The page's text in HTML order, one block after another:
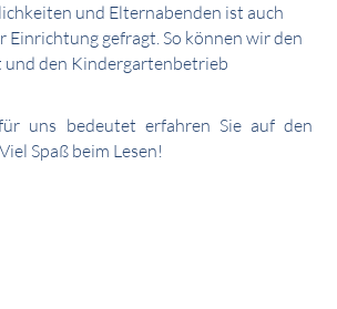
und Elternabenden ist auch
Einrichtung gefragt. So können wir den
den Kindergartenbetrieb
uns bedeutet erfahren Sie auf den
Spaß beim Lesen!